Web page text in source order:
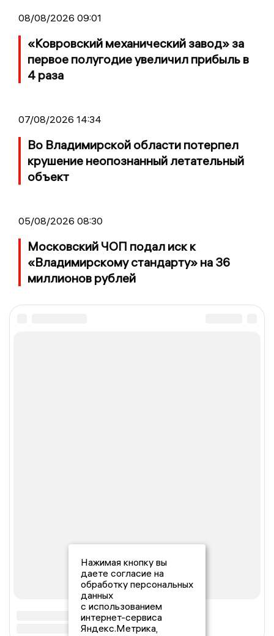
08/08/2026 09:01
«Ковровский механический завод» за
первое полугодие увеличил прибыль в
4 раза
07/08/2026 14:34
Во Владимирской области потерпел
крушение неопознанный летательный
объект
05/08/2026 08:30
Московский ЧОП подал иск к
«Владимирскому стандарту» на 36
миллионов рублей
Нажимая кнопку вы
даете согласие на
обработку персональных
данных
с использованием
интернет-сервиса
Яндекс.Метрика,